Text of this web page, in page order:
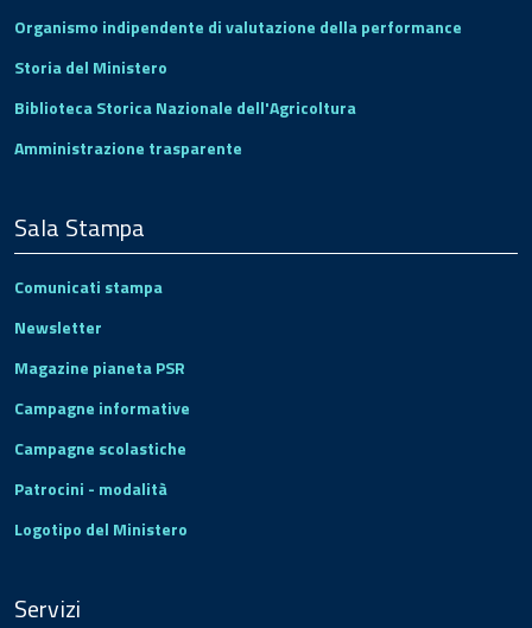
Organismo indipendente di valutazione della performance
Storia del Ministero
Biblioteca Storica Nazionale dell'Agricoltura
Amministrazione trasparente
Sala Stampa
Comunicati stampa
Newsletter
Magazine pianeta PSR
Campagne informative
Campagne scolastiche
Patrocini - modalità
Logotipo del Ministero
Servizi